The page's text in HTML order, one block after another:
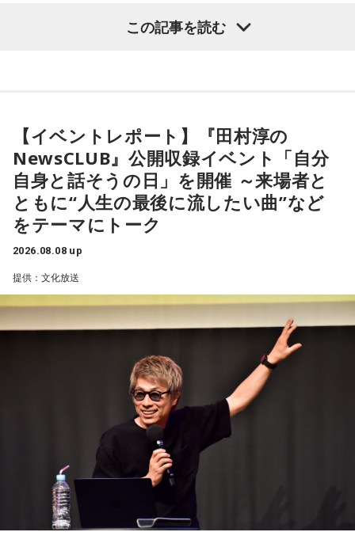
仕事運が好調な日。今日がお休みの人も忙しさが目立ちそう
に必要なことについて考えてみましょう。ラッキーアイテム
はコーヒー。
【10位】獅子座（しし座）
内省がテーマの日です。今日はこれまでを振り返って色々な
ことを見直してみましょう。スマホのデータの整理をした
り、不要に感じるものは手放してみるのもおすすめです。
【11位】水瓶座（みずがめ座）
日頃の疲れを癒しましょう。今日はマッサージを受けたり、
心と身体のメンテナンスを意識しましょう。たくさん睡眠を
取ってリフレッシュするのも良さそうです。
【12位】射手座（いて座）
心のモヤモヤが目立つような日です。今日は頑張らず、1人の
時間を大切にしたり、のんびり過ごす時間を持つようにしま
【今日の一言メッセージ】
今日は不要なものを手放したり、今後の計画を見直すことを
心掛けると良い日です。
■監修者プロフィール：莉瑠（リル）
東京・池袋占い館セレーネ所属。10代に占いに出会い、勉
【2位】蟹座（かに座）
好調な運気で心地よく過ごせる1日となりそうです。直感が冴
えやすい運気なので、選択に迷った際は自分の直感を参考に
してみてください。
【3位】蠍座（さそり座）
学びや成長ができそうな1日です。今日は視野が広がりやすく
学びが深まりそうです。海外のことに目を向けたり、探究心
を大切に過ごしてみましょう。
【4位】山羊座（やぎ座）
対人運が好調です。今日は1対1のコミュニケーションが大切
な日。パートナーや大切な友人と深い話をしたり、普段は話
しづらい話題を取り上げてみたりするには良いタイミングで
【5位】牡牛座（おうし座）
趣味や友達付き合いが活発な運気です。今日は心の充実感を
感じやすい日なので、好きなことをとことん楽しみましょ
う。ラッキーアイテムは、炭酸水。
【6位】乙女座（おとめ座）
この記事を読む
【イベントレポート】『田村淳の
NewsCLUB』公開収録イベント「自分
自身と話そうの日」を開催 ～来場者と
ともに“人生の最後に流したい曲”など
をテーマにトーク
2026.08.08 up
提供：文化放送